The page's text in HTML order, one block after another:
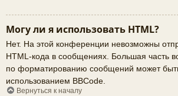
Могу ли я использовать HTML?
Нет. На этой конференции невозможны
HTML-кода в сообщениях. Большая часть
по форматированию сообщений может
использованием BBCode.
Вернуться к началу